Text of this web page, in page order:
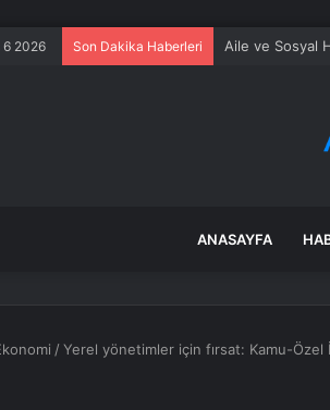
6 2026 Son Dakika Haberleri Aile ve Sosyal
ANASAYFA
/Yerel yönetimler için fırsat: Kamu-Özel